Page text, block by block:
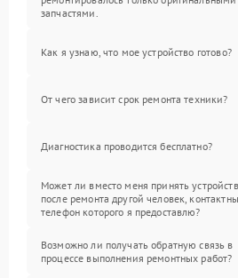
запчастями.
Как я узнаю, что мое устройство готово?
От чего зависит срок ремонта техники?
Диагностика проводится бесплатно?
Может ли вместо меня принять
после ремонта другой человек,
телефон которого я предоставлю?
Возможно ли получать обратную связь в
процессе выполнения ремонтных работ?